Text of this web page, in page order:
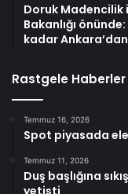
Doruk Madencilik
Bakanlığı
kadar
Rastgele Haberler
Temmuz 16, 2026
Spot piyasada
Temmuz 11, 2026
Duş başlığına
yetişti